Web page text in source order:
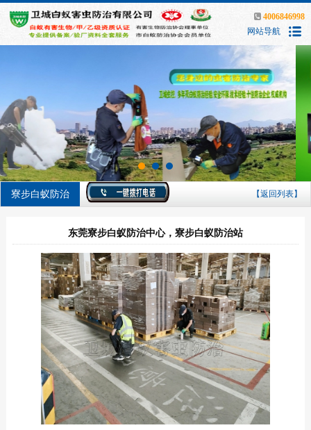
4006846998
网站导航
寮步白蚁防治 【返回列表】
东莞寮步白蚁防治中心，寮步白蚁防治站